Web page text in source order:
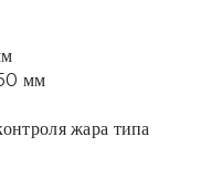
мм
жара типа